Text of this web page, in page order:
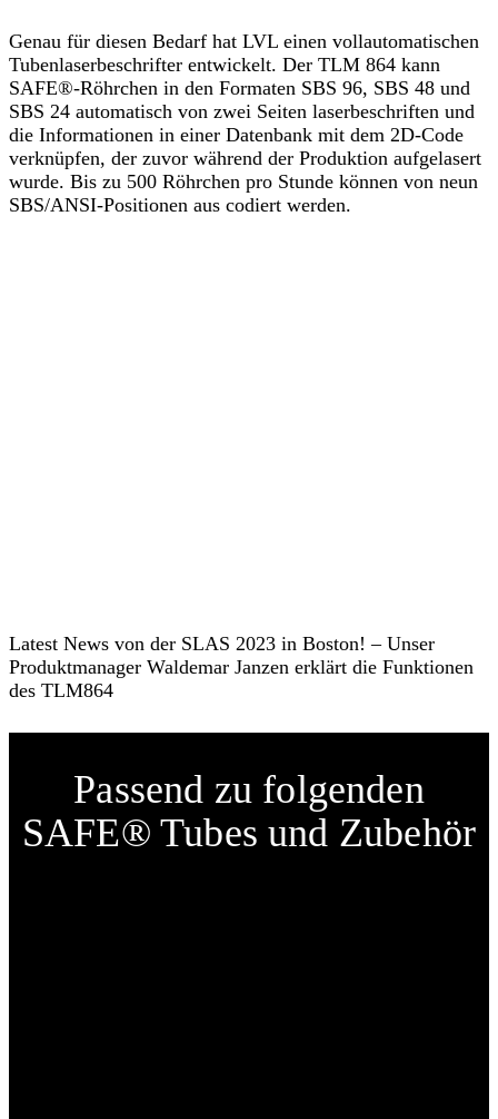
Genau für diesen Bedarf hat LVL einen vollautomatischen
Tubenlaserbeschrifter entwickelt. Der TLM 864 kann
SAFE®-Röhrchen in den Formaten SBS 96, SBS 48 und
SBS 24 automatisch von zwei Seiten laserbeschriften und
die Informationen in einer Datenbank mit dem 2D-Code
verknüpfen, der zuvor während der Produktion aufgelasert
wurde. Bis zu 500 Röhrchen pro Stunde können von neun
SBS/ANSI-Positionen aus codiert werden.
Latest News von der SLAS 2023 in Boston! – Unser
Produktmanager Waldemar Janzen erklärt die Funktionen
des TLM864
Passend zu folgenden
SAFE® Tubes und Zubehör